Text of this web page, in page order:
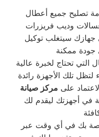
تحتاج لخبرة عالية
تلك الأجهزة رائدة
على مركز صيانة
في أجهزتك ليقدم لك
بك في أي وقت عبر